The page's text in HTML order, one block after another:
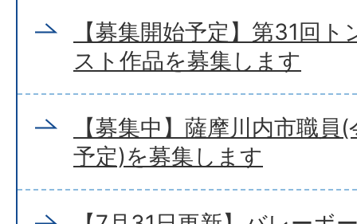
【募集開始予定】第31回
スト作品を募集します
【募集中】薩摩川内市職
予定)を募集します